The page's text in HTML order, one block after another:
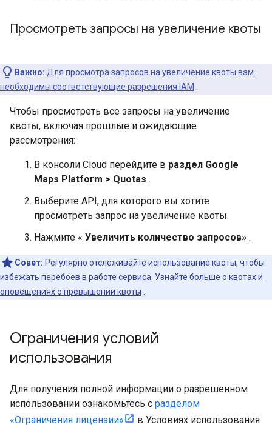
Просмотреть запросы на увеличение квоты
Важно: Для просмотра запросов на увеличение квоты вам
необходимы соответствующие разрешения IAM
Чтобы просмотреть все запросы на увеличение
квоты, включая прошлые и ожидающие
рассмотрения:
В консоли Cloud перейдите в раздел Google
Maps Platform > Quotas .
Выберите API, для которого вы хотите
просмотреть запрос на увеличение квоты.
Нажмите « Увеличить количество запросов» .
Совет: Регулярно отслеживайте использование квоты, чтобы
избежать перебоев в работе сервиса. Узнайте больше о квотах и ​​
оповещениях о превышении квоты
Ограничения условий
использования
Для получения полной информации о разрешенном
использовании ознакомьтесь с разделом
«Ограничения лицензии»
в Условиях использования